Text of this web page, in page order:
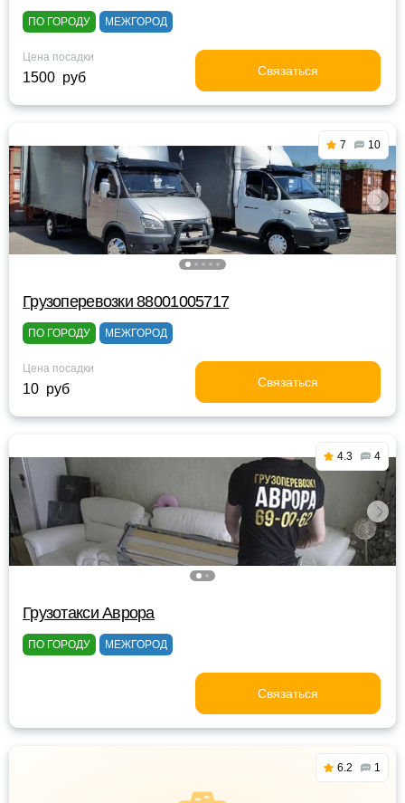
ПО ГОРОДУ МЕЖГОРОД
Цена посадки
1500 руб Связаться
7 10
Грузоперевозки 88001005717
ПО ГОРОДУ МЕЖГОРОД
Цена посадки
10 руб Связаться
4.3 4
Грузотакси Аврора
ПО ГОРОДУ МЕЖГОРОД
Связаться
6.2 1